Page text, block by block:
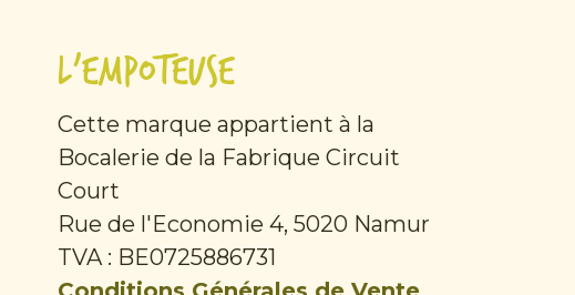
L'Empoteuse
Cette marque appartient à la
Bocalerie de la Fabrique Circuit
Court
Rue de l'Economie 4, 5020 Namur
TVA : BE0725886731